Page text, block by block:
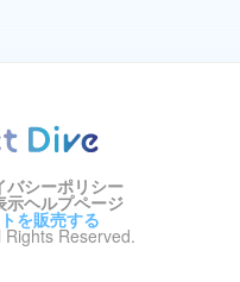
バシーポリシー
示ヘルプページ
を販売する
Reserved.